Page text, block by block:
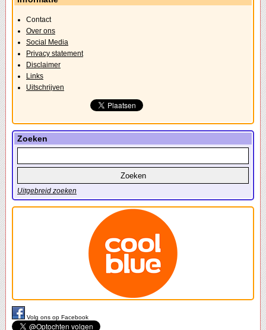
Contact
Over ons
Social Media
Privacy statement
Disclaimer
Links
Uitschrijven
Zoeken
Uitgebreid zoeken
Volg ons op Facebook